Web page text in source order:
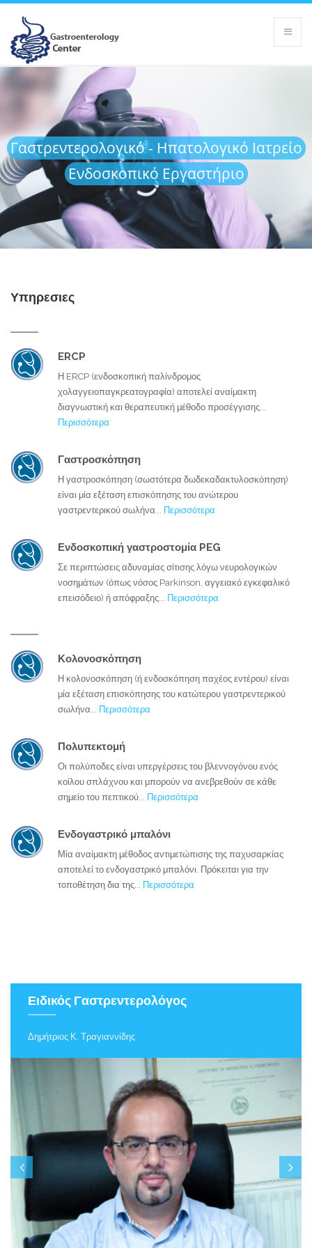
Γαστρεντερολογικό - Ηπατολογικό Ιατρείο
Ενδοσκοπικό Εργαστήριο
Υπηρεσιες
ERCP
Η ERCP (ενδοσκοπική παλίνδρομος
χολαγγειοπαγκρεατογραφία) αποτελεί αναίμακτη
διαγνωστική και θεραπευτική μέθοδο προσέγγισης...
Περισσότερα
Γαστροσκόπηση
Η γαστροσκόπηση (σωστότερα δωδεκαδακτυλοσκόπηση)
είναι μία εξέταση επισκόπησης του ανώτερου
γαστρεντερικού σωλήνα... Περισσότερα
Ενδοσκοπική γαστροστομία PEG
Σε περιπτώσεις αδυναμίας σίτισης λόγω νευρολογικών
νοσημάτων (όπως νόσος Parkinson, αγγειακό εγκεφαλικό
επεισόδειο) ή απόφραξης... Περισσότερα
Κολονοσκόπηση
Η κολονοσκόπηση (ή ενδοσκόπηση παχέος εντέρου) είναι
μία εξέταση επισκόπησης του κατώτερου γαστρεντερικού
σωλήνα... Περισσότερα
Πολυπεκτομή
Οι πολύποδες είναι υπεργέρσεις του βλεννογόνου ενός
κοίλου σπλάχνου και μπορούν να ανεβρεθούν σε κάθε
σημείο του πεπτικού... Περισσότερα
Ενδογαστρικό μπαλόνι
Μία αναίμακτη μέθοδος αντιμετώπισης της παχυσαρκίας
αποτελεί το ενδογαστρικό μπαλόνι. Πρόκειται για την
τοποθέτηση δια της... Περισσότερα
Ειδικός Γαστρεντερολόγος
Δημήτριος Κ. Τραγιαννίδης